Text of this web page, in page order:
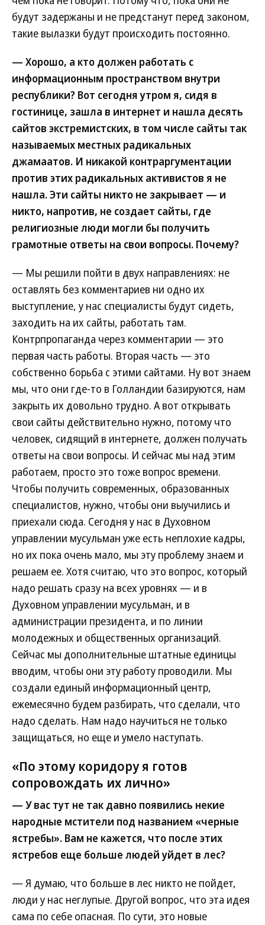
будут задержаны и не предстанут перед законом,
такие вылазки будут происходить постоянно.
— Хорошо, а кто должен работать с
информационным пространством внутри
республики? Вот сегодня утром я, сидя в
гостинице, зашла в интернет и нашла десять
сайтов экстремистских, в том числе сайты так
называемых местных радикальных
джамаатов. И никакой контраргументации
против этих радикальных активистов я не
нашла. Эти сайты никто не закрывает — и
никто, напротив, не создает сайты, где
религиозные люди могли бы получить
грамотные ответы на свои вопросы. Почему?
— Мы решили пойти в двух направлениях: не
оставлять без комментариев ни одно их
выступление, у нас специалисты будут сидеть,
заходить на их сайты, работать там.
Контрпропаганда через комментарии — это
первая часть работы. Вторая часть — это
собственно борьба с этими сайтами. Ну вот знаем
мы, что они где-то в Голландии базируются, нам
закрыть их довольно трудно. А вот открывать
свои сайты действительно нужно, потому что
человек, сидящий в интернете, должен получать
ответы на свои вопросы. И сейчас мы над этим
работаем, просто это тоже вопрос времени.
Чтобы получить современных, образованных
специалистов, нужно, чтобы они выучились и
приехали сюда. Сегодня у нас в Духовном
управлении мусульман уже есть неплохие кадры,
но их пока очень мало, мы эту проблему знаем и
решаем ее. Хотя считаю, что это вопрос, который
надо решать сразу на всех уровнях — и в
Духовном управлении мусульман, и в
администрации президента, и по линии
молодежных и общественных организаций.
Сейчас мы дополнительные штатные единицы
вводим, чтобы они эту работу проводили. Мы
создали единый информационный центр,
ежемесячно будем разбирать, что сделали, что
надо сделать. Нам надо научиться не только
защищаться, но еще и умело наступать.
«По этому коридору я готов
сопровождать их лично»
— У вас тут не так давно появились некие
народные мстители под названием «черные
ястребы». Вам не кажется, что после этих
ястребов еще больше людей уйдет в лес?
— Я думаю, что больше в лес никто не пойдет,
люди у нас неглупые. Другой вопрос, что эта идея
сама по себе опасная. По сути, это новые